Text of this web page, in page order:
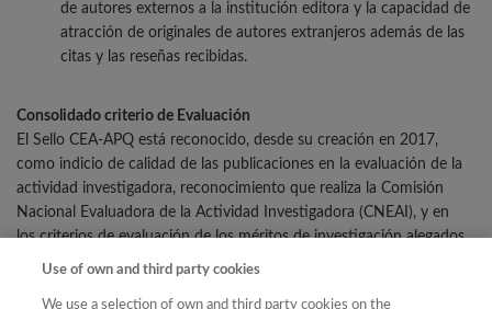
de autores externos a la institución editora y la capacidad de
atracción de originales de autores extranjeros además de las
citas y las reseñas recibidas.
Consolidado criterio de Evaluación
El Sello CEA-APQ está reconocido, desde su creación en 2017,
como indicio de calidad de las publicaciones en la evaluación de la
actividad investigadora, reconocimiento que realiza la Comisión
Nacional Evaluadora de la Actividad Investigadora (CNEAI), y en
los criterios de evaluación de los méritos de investigación alegados
para las distintas figuras de acreditación del profesorado que realiza
Use of own and third party cookies
We use a selection of own and third party cookies on the